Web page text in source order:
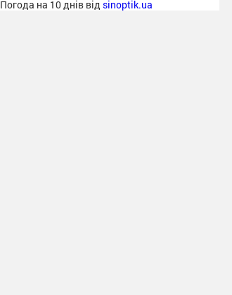
Погода на 10 днів від sinoptik.ua